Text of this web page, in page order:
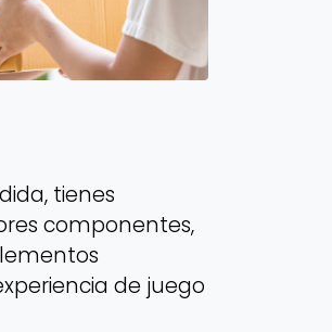
tienes
componentes,
de juego